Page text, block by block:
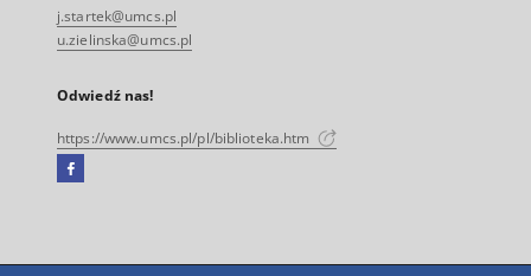
j.startek@umcs.pl
u.zielinska@umcs.pl
Odwiedź nas!
https://www.umcs.pl/pl/biblioteka.htm
Facebook
się